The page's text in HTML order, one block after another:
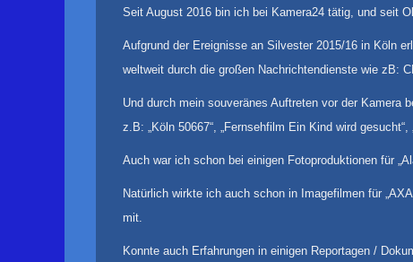
Seit August 2016 bin ich bei Kamera24 tätig, und seit
Aufgrund der Ereignisse an Silvester 2015/16 in Köln
weltweit durch die großen Nachrichtendienste wie zB:
Und durch mein souveränes Auftreten vor der Kamera
z.B: „Köln 50667“, „Fernsehfilm Ein Kind wird
Auch war ich schon bei einigen Fotoproduktionen für
Natürlich wirkte ich auch schon in Imagefilmen für
mit.
Konnte auch Erfahrungen in einigen Reportagen /